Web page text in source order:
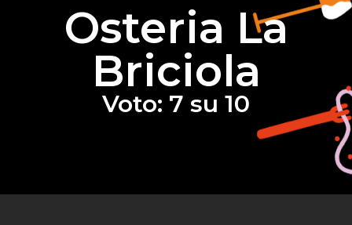
Osteria La
Briciola
Voto: 7 su 10